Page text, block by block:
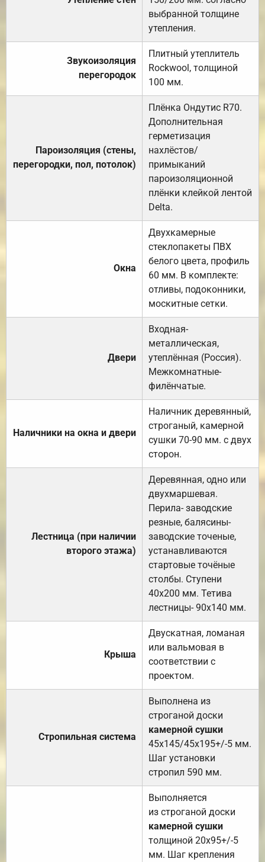
выбранной толщине
утепления.
Звукоизоляция
перегородок
Плитный утеплитель
Rockwool, толщиной
100 мм.
Пароизоляция (стены,
перегородки, пол, потолок)
Плёнка Ондутис R70.
Дополнительная
герметизация
нахлёстов/
примыканий
пароизоляционной
плёнки клейкой лентой
Delta.
Окна
Двухкамерные
стеклопакеты ПВХ
белого цвета, профиль
60 мм. В комплекте:
отливы, подоконники,
москитные сетки.
Двери
Входная-
металлическая,
утеплённая (Россия).
Межкомнатные-
филёнчатые.
Наличники на окна и двери
Наличник деревянный,
строганый, камерной
сушки 70-90 мм. с двух
сторон.
Лестница (при наличии
второго этажа)
Деревянная, одно или
двухмаршевая.
Перила- заводские
резные, балясины-
заводские точеные,
устанавливаются
стартовые точёные
столбы. Ступени
40х200 мм. Тетива
лестницы- 90х140 мм.
Крыша
Двускатная, ломаная
или вальмовая в
соответствии с
проектом.
Стропильная система
Выполнена из
строганой доски
камерной сушки
45х145/45х195+/-5 мм.
Шаг установки
стропил 590 мм.
Выполняется
из строганой доски
камерной сушки
толщиной 20х95+/-5
мм. Шаг крепления